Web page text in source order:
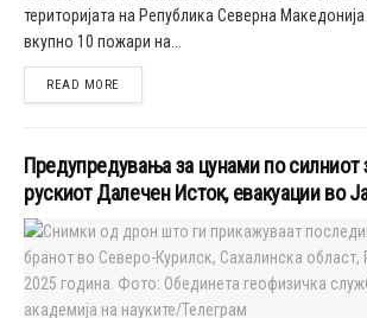
територијата на Република Северна
вкупно 10 пожари на...
READ MOREDETAILS
Предупредувања за цунами по силниот
рускиот Далечен Исток, евакуации во